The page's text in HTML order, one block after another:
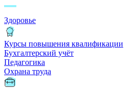
Здоровье
Курсы повышения квалификации
Бухгалтерский учёт
Педагогика
Охрана труда